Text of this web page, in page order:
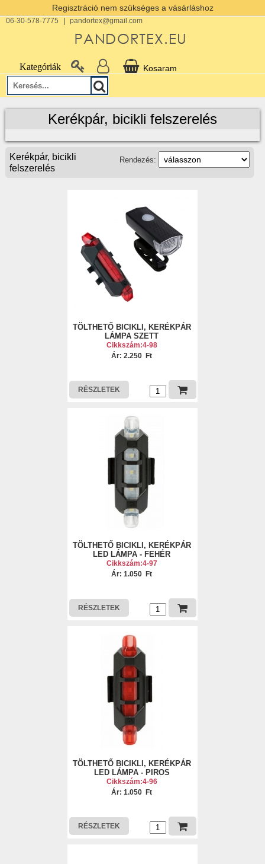
Regisztráció nem szükséges a vásárláshoz
06-30-578-7775 pandortex@gmail.com
Kategóriák Kosaram
Kerékpár, bicikli felszerelés
Rendezés:
Kerékpár, bicikli
felszerelés
TÖLTHETŐ BICIKLI, KERÉKPÁR
LÁMPA SZETT
Cikkszám:4-98
Ár: 2.250 Ft
RÉSZLETEK
TÖLTHETŐ BICIKLI, KERÉKPÁR
LED LÁMPA - FEHÉR
Cikkszám:4-97
Ár: 1.050 Ft
RÉSZLETEK
TÖLTHETŐ BICIKLI, KERÉKPÁR
LED LÁMPA - PIROS
Cikkszám:4-96
Ár: 1.050 Ft
RÉSZLETEK